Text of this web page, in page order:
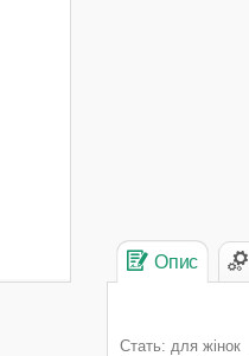
Опис
Стать: для жінок